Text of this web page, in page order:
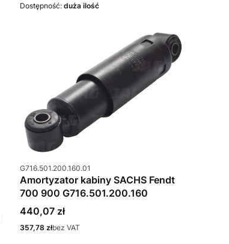
Dostępność: duża ilość
Kod produktu
G716.501.200.160.01
Amortyzator kabiny SACHS Fendt
700 900 G716.501.200.160
Cena
440,07 zł
Cena
357,78 złbez VAT